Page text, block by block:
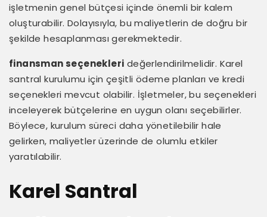
işletmenin genel bütçesi içinde önemli bir kalem
oluşturabilir. Dolayısıyla, bu maliyetlerin de doğru bir
şekilde hesaplanması gerekmektedir.
finansman seçenekleri değerlendirilmelidir. Karel
santral kurulumu için çeşitli ödeme planları ve kredi
seçenekleri mevcut olabilir. İşletmeler, bu seçenekleri
inceleyerek bütçelerine en uygun olanı seçebilirler.
Böylece, kurulum süreci daha yönetilebilir hale
gelirken, maliyetler üzerinde de olumlu etkiler
yaratılabilir.
Karel Santral